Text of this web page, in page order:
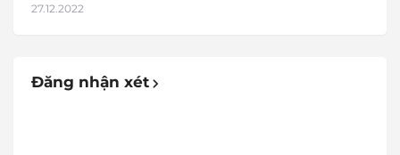
27.12.2022
Đăng nhận xét